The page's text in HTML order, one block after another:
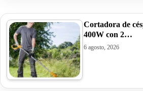
Cortadora de
400W con 2…
6 agosto, 2026